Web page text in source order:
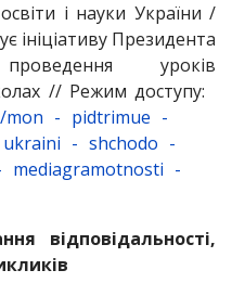
і науки України /
ініціативу Президента
уроків
// Режим доступу:
mon - pidtrimue -
ukraini - shchodo -
mediagramotnosti -
відповідальності,